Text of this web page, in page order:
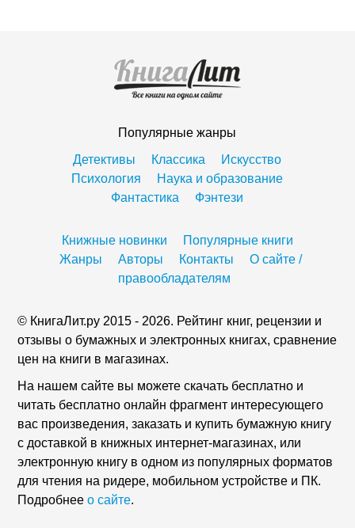
Популярные жанры
Детективы
Классика
Искусство
Психология
Наука и образование
Фантастика
Фэнтези
Книжные новинки
Популярные книги
Жанры
Авторы Контакты
О сайте /
правообладателям
© КнигаЛит.ру 2015 - 2026. Рейтинг книг, рецензии и
отзывы о бумажных и электронных книгах, сравнение
цен на книги в магазинах.
На нашем сайте вы можете скачать бесплатно и
читать бесплатно онлайн фрагмент интересующего
вас произведения, заказать и купить бумажную книгу
с доставкой в книжных интернет-магазинах, или
электронную книгу в одном из популярных форматов
для чтения на ридере, мобильном устройстве и ПК.
Подробнеео сайте.